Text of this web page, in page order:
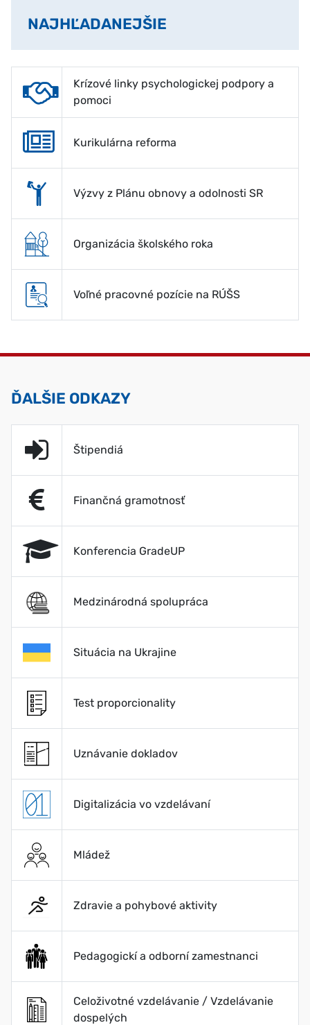
NAJHĽADANEJŠIE
Krízové linky psychologickej podpory a
pomoci
Kurikulárna reforma
Výzvy z Plánu obnovy a odolnosti SR
Organizácia školského roka
Voľné pracovné pozície na RÚŠS
ĎALŠIE ODKAZY
Štipendiá
Finančná gramotnosť
Konferencia GradeUP
Medzinárodná spolupráca
Situácia na Ukrajine
Test proporcionality
Uznávanie dokladov
Digitalizácia vo vzdelávaní
Mládež
Zdravie a pohybové aktivity
Pedagogickí a odborní zamestnanci
Celoživotné vzdelávanie / Vzdelávanie
dospelých